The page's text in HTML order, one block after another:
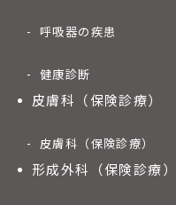
呼吸器の疾患
健康診断
皮膚科（保険診療）
皮膚科（保険診療）
形成外科（保険診療）